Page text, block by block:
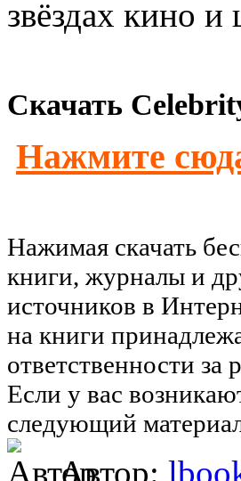
звёздах кино
Скачать
Нажмите
Нажимая скачать
книги, журналы и
источников в
на книги
ответственности
Если у вас
следующий
Автор: